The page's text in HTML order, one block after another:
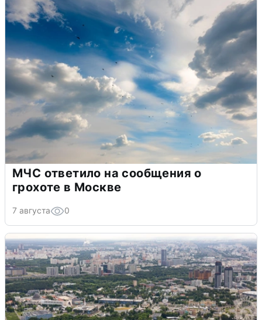
МЧС ответило на сообщения о
грохоте в Москве
7 августа 0